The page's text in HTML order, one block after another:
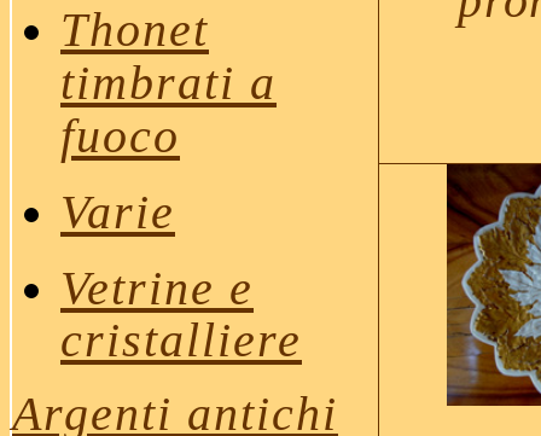
Thonet
timbrati a
fuoco
Varie
Vetrine e
cristalliere
Argenti antichi